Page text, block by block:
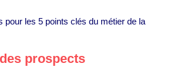
pour les 5 points clés du métier de la
prospects